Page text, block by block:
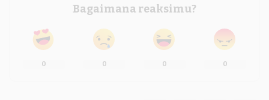
Bagaimana reaksimu?
0 0 0 0